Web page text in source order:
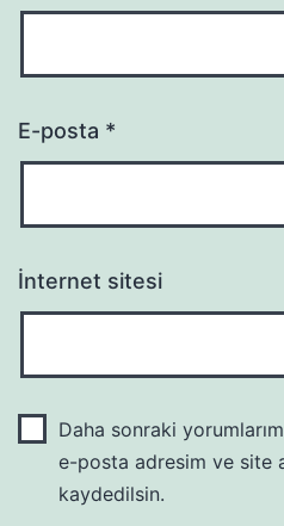
E-posta *
İnternet sitesi
Daha sonraki
e-posta adresim ve site
kaydedilsin.